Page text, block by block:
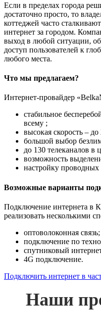
Если в пределах города
достаточно просто, то
коттеджей часто
интернет за городом.
выход в любой ситуации,
доступ пользователей к
любого места.
Что мы предлагаем?
Интернет-провайдер
стабильное
всему ;
высокая скорость –
большой выбор
до 130 телеканалов в
возможность
настройку
Возможные варианты
Подключение интернета в
реализовать несколькими
оптоволоконная связь;
подключение по
спутниковый
4G подключение.
Подключить интернет в
Наши